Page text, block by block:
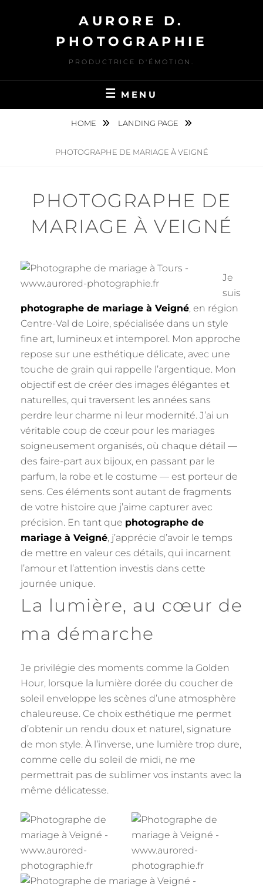
AURORE D.
PHOTOGRAPHIE
PRODUCTRICE D'ÉMOTION.
MENU
HOME LANDING PAGE
PHOTOGRAPHE DE MARIAGE À VEIGNÉ
PHOTOGRAPHE DE
MARIAGE À VEIGNÉ
Je
suis
photographe de mariage à Veigné, en région
Centre-Val de Loire, spécialisée dans un style
fine art, lumineux et intemporel. Mon approche
repose sur une esthétique délicate, avec une
touche de grain qui rappelle l’argentique. Mon
objectif est de créer des images élégantes et
naturelles, qui traversent les années sans
perdre leur charme ni leur modernité. J’ai un
véritable coup de cœur pour les mariages
soigneusement organisés, où chaque détail —
des faire-part aux bijoux, en passant par le
parfum, la robe et le costume — est porteur de
sens. Ces éléments sont autant de fragments
de votre histoire que j’aime capturer avec
précision. En tant que photographe de
mariage à Veigné, j’apprécie d’avoir le temps
de mettre en valeur ces détails, qui incarnent
l’amour et l’attention investis dans cette
journée unique.
La lumière, au cœur de
ma démarche
Je privilégie des moments comme la Golden
Hour, lorsque la lumière dorée du coucher de
soleil enveloppe les scènes d’une atmosphère
chaleureuse. Ce choix esthétique me permet
d’obtenir un rendu doux et naturel, signature
de mon style. À l’inverse, une lumière trop dure,
comme celle du soleil de midi, ne me
permettrait pas de sublimer vos instants avec la
même délicatesse.